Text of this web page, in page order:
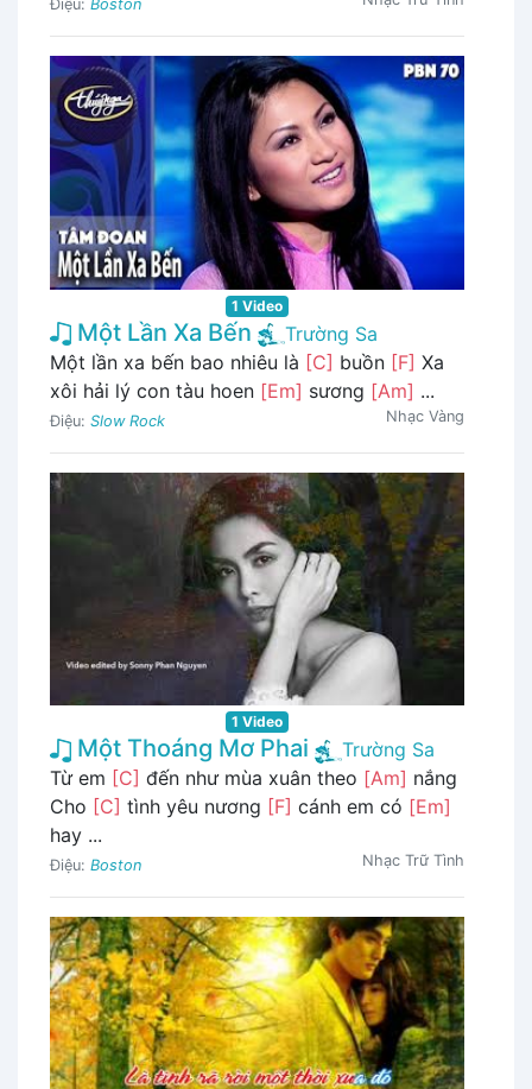
Điệu: Boston
1 Video
Một Lần Xa Bến
Trường Sa
Một lần xa bến bao nhiêu là [C] buồn [F] Xa
xôi hải lý con tàu hoen [Em] sương [Am] ...
Điệu: Slow Rock Nhạc Vàng
1 Video
Một Thoáng Mơ Phai
Trường Sa
Từ em [C] đến như mùa xuân theo [Am] nắng
Cho [C] tình yêu nương [F] cánh em có [Em]
hay ...
Điệu: Boston Nhạc Trữ Tình